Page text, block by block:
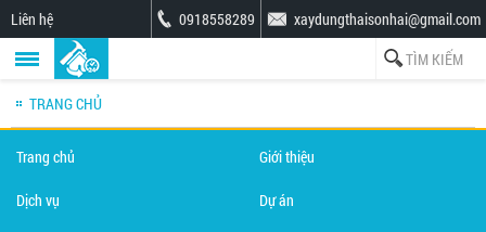
Liên hệ xaydungthaisonhai@gmail.com
0918558289
TRANG CHỦ
Trang chủ Giới thiệu
Dịch vụ Dự án